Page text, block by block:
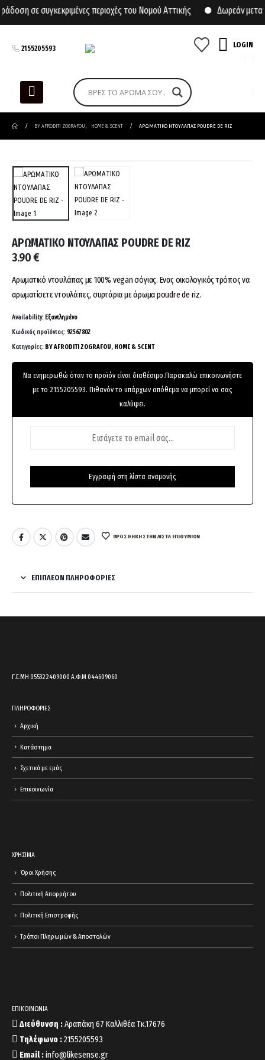
σε συγκεκριμένες περιοχές του Νομού Αττικής Δωρεάν
2155205593 LOGIN
BY AFRODITI ZOGRAFOU HOME & SCENT ΑΡΩΜΑΤΙΚΟ ΝΤΟΥΛΑΠΑΣ POUDRE DE RIZ
ΑΡΩΜΑΤΙΚΟ ΝΤΟΥΛΑΠΑΣ POUDRE DE RIZ
3.90€
Αρωματικό ντουλάπας με 100% vegan σόγιας. Ενας οικολογικός τρόπος να
αρωματίσετε ντουλάπες, συρτάρια με άρωμαpoudre de riz.
Availability: Εξαντλημένο
Κωδικός προϊόντος: 92567802
Κατηγορίες: BY AFRODITI ZOGRAFOU, HOME & SCENT
Να ενημερωθώ όταν το προϊόν είναι διαθέσιμο.Παρακαλώ επικοινωνήστε
με το 2155205593. Πιθανόν το υπάρχων απόθεμα να μπορεί να σας
καλύψει.
ΠΡΌΣΘΉΚΗ ΣΤΗΝ ΛΊΣΤΑ ΕΠΙΘΥΜΙΏΝ
ΕΠΙΠΛΈΟΝ ΠΛΗΡΟΦΟΡΊΕΣ
Γ.Ε.ΜΗ 055322409000 Α.Φ.Μ 044609060
ΠΛΗΡΟΦΟΡΙΕΣ
Αρχική
Κατάστημα
Σχετικά με εμάς
Επικοινωνία
ΧΡΗΣΙΜΑ
Όροι Χρήσης
Πολιτική Απορρήτου
Πολιτική Επιστροφής
Τρόποι Πληρωμών & Αποστολών
ΕΠΙΚΟΙΝΩΝΙΑ
Διεύθυνση :Αραπάκη 67 Καλλιθέα Τκ.17676
Τηλέφωνο :2155205593
Email :info@likesense.gr